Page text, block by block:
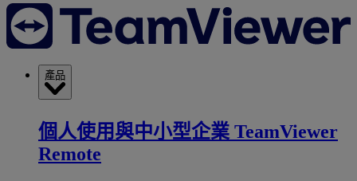
產品
個人使用與中小型企業 TeamViewer
Remote